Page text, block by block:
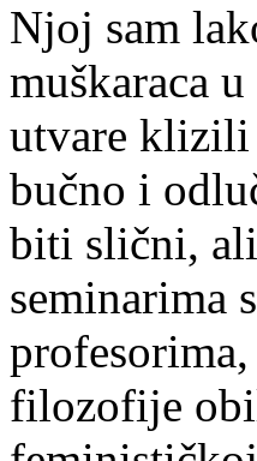
Njoj sam
muškaraca
utvare klizili
bučno i
biti slični,
seminarima
filozofije